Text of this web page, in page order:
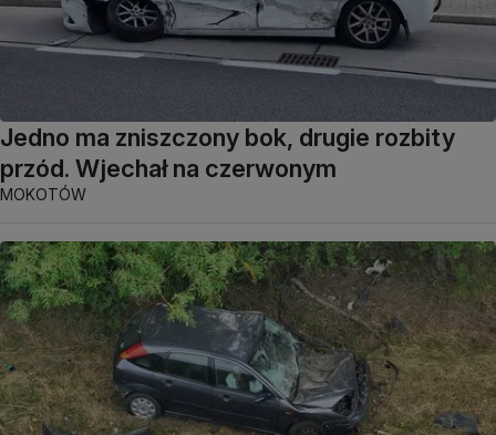
Jedno ma zniszczony bok, drugie rozbity
przód. Wjechał na czerwonym
MOKOTÓW